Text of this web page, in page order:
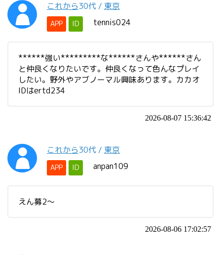
これから30代 / 東京
APP ID tennis024
******強い*********な******さんや******さん
と仲良くなりたいです。仲良くなって色んなプレイ
したい。野外やアブノーマル興味あります。カカオ
IDはertd234
2026-08-07 15:36:42
これから30代 / 東京
APP ID anpan109
えん募2〜
2026-08-06 17:02:57